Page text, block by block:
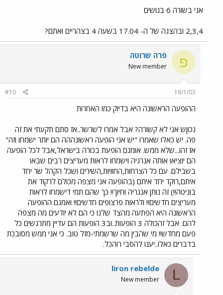
אני בשורה 6 בגושים
2,3,4 ובהצגה של ה- 17.04 בשעה 4 בצהריים ואתם?
פ פרה שרוטה
New member
18/1/03
#10
ההופעה הראשונה היא בדיוק כמו האחרות
נכוןש אני לא קשורה? אבל אמרו לשרשר..אז סתם תקעתי את זה
פה. יש כאלו שאמרו "יש אני הופעה ראשונההה הם יותר ישמחו וזה"
אז זהו...שלא ממש. אומנם הופעת בכורה בישראל,אבל לכל הופעה
הם יוציאו אותה אנרגיה וישמחו לראות מעריצים רבים שבאו
בשבילם. עם כל הצרחות,החוויות,השירים ושכל הקהל שר יחד
איתם,רוקד יחד איתם (בהופעה אני מצפה מכולם לרקוד את
בוניטה!!) זה נותן אנגריה וחיוך!! כך שהם תמי דישמחו לראות
מעריצים חדשים!! ולראות פרצופים חדשים!! ואמנם ההופעה
הראשונה היא הפתעה מהצד שלנו כי הם לא יודעים מה מצפה
להם. אבל זהכולה 3 הופעות..וב3 הופעות הם עדיין מתרגשים כל
פעם מחדש!! מי שהבין מה שרשמתי-מזל טוב. כי אני ממש מסובכת
בדברים כאלו..יענו להסבי רוהכל.
L
liron rebelde
New member